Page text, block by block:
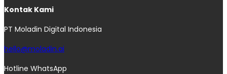
Kontak Kami
PT Moladin Digital Indonesia
hello@moladin.ai
Hotline WhatsApp